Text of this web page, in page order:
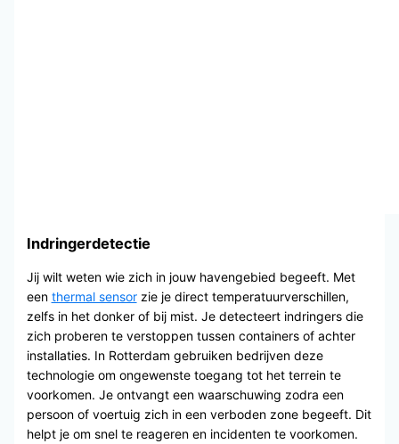
Indringerdetectie
Jij wilt weten wie zich in jouw havengebied begeeft. Met
een thermal sensorzie je direct temperatuurverschillen,
zelfs in het donker of bij mist. Je detecteert indringers die
zich proberen te verstoppen tussen containers of achter
installaties. In Rotterdam gebruiken bedrijven deze
technologie om ongewenste toegang tot het terrein te
voorkomen. Je ontvangt een waarschuwing zodra een
persoon of voertuig zich in een verboden zone begeeft. Dit
helpt je om snel te reageren en incidenten te voorkomen.